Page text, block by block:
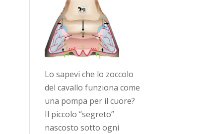
Lo sapevi che lo zoccolo
del cavallo funziona come
una pompa per il cuore?
Il piccolo “segreto”
nascosto sotto ogni